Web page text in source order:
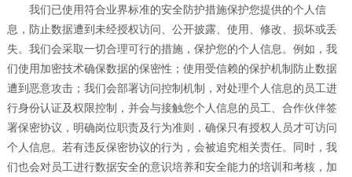
我们已使用符合业界标准的安全防护措施保护您提供的个人信
息，防止数据遭到未经授权访问、公开披露、使用、修改、损坏或丢
失。我们会采取一切合理可行的措施，保护您的个人信息。例如，我
们使用加密技术确保数据的保密性；使用受信赖的保护机制防止数据
遭到恶意攻击；我们会部署访问控制机制，对处理个人信息的员工进
行身份认证及权限控制，并会与接触您个人信息的员工、合作伙伴签
署保密协议，明确岗位职责及行为准则，确保只有授权人员才可访问
个人信息。若有违反保密协议的行为，会被追究相关责任。同时，我
们也会对员工进行数据安全的意识培养和安全能力的培训和考核，加